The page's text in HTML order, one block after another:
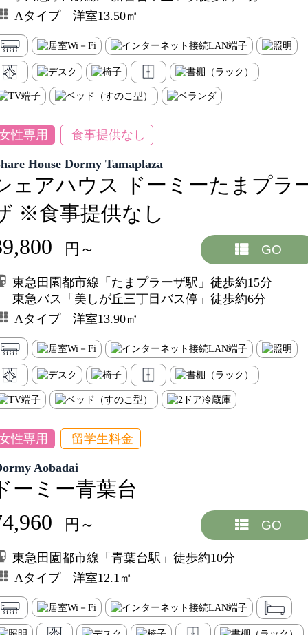
Aタイプ 洋室13.50㎡
性専用 食事提供なし
House Dormy Tamaplaza
ェアハウス ドーミーたまプラ
※食事提供なし
円～ GO
東急田園都市線「たまプラーザ駅」徒歩約15分
東急バス「美しが丘三丁目バス停」徒歩約6分
Aタイプ 洋室13.90㎡
性専用 留学生料金
Aobadai
ーミー青葉台
円～ GO
東急田園都市線「青葉台駅」徒歩約10分
Aタイプ 洋室12.1㎡